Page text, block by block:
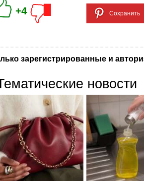
+4 Сохранить
зарегистрированные и
новости